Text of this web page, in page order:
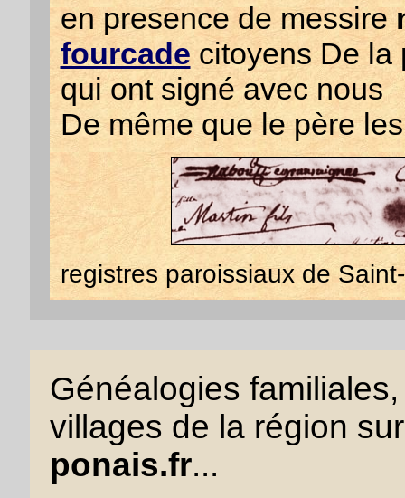
en presence de messire
fourcadecitoyens De la
qui ont signé avec nous
De même que le père
registres paroissiaux de
Généalogies
villages de la région
ponais.fr...